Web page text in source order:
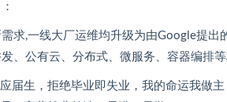
求,一线大厂运维均升级为由Google提出
、公有云、分布式、微服务、容器编排
届生，拒绝毕业即失业，我的命运我做主